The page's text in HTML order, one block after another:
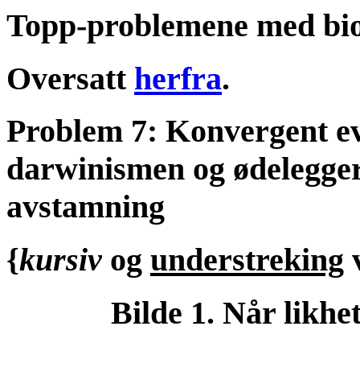
Topp-problemene med
Oversatt herfra.
Problem 7: Konvergent
darwinismen og
avstamning
{kursiv og understreking
Bilde 1. Når